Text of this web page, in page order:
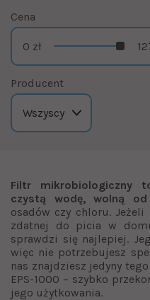
Cena
0 zł
Producent
Filtr mikrobiologiczny
czystą wodę, wolną od
osadów czy chloru.
zdatnej do picia w
sprawdzi się najlepiej.
więc nie potrzebujesz
nas znajdziesz jedyny
EPS-1000 – szybko
jego użytkowania.